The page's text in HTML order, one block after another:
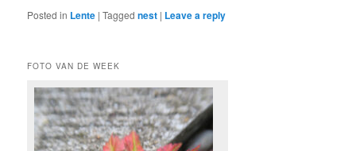
Posted in Lente |Tagged nest | Leave a reply
FOTO VAN DE WEEK